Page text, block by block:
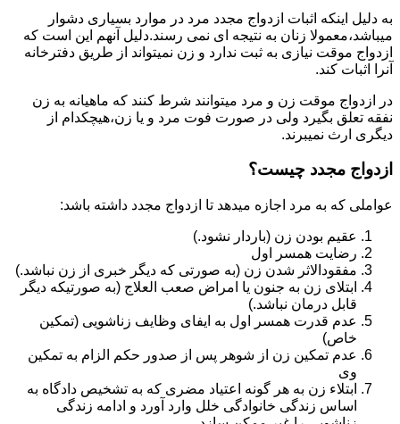
به دلیل اینکه اثبات ازدواج مجدد مرد در موارد بسیاری دشوار
میباشد،معمولا زنان به نتیجه ای نمی رسند.دلیل آنهم این است که
ازدواج موقت نیازی به ثبت ندارد و زن نمیتواند از طریق دفترخانه
آنرا اثبات کند.
در ازدواج موقت زن و مرد میتوانند شرط کنند که ماهیانه به زن
نفقه تعلق بگیرد ولی در صورت فوت مرد و یا زن،هیچکدام از
دیگری ارث نمیبرند.
ازدواج مجدد چیست؟
عواملی که به مرد اجازه میدهد تا ازدواج مجدد داشته باشد:
عقیم بودن زن (باردار نشود.)
رضایت همسر اول
مفقودالاثر شدن زن (به صورتی که دیگر خبری از زن نباشد.)
ابتلای زن به جنون یا امراض صعب العلاج (به صورتیکه دیگر
قابل درمان نباشد.)
عدم قدرت همسر اول به ایفای وظایف زناشویی (تمکین
خاص)
عدم تمکین زن از شوهر پس از صدور حکم الزام به تمکین
وی
ابتلاء زن به هر گونه اعتیاد مضری که به تشخیص دادگاه به
اساس زندگی خانوادگی خلل وارد آورد و ادامه زندگی